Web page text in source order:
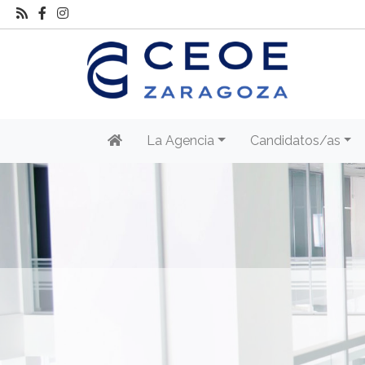
La Agencia Candidatos/as